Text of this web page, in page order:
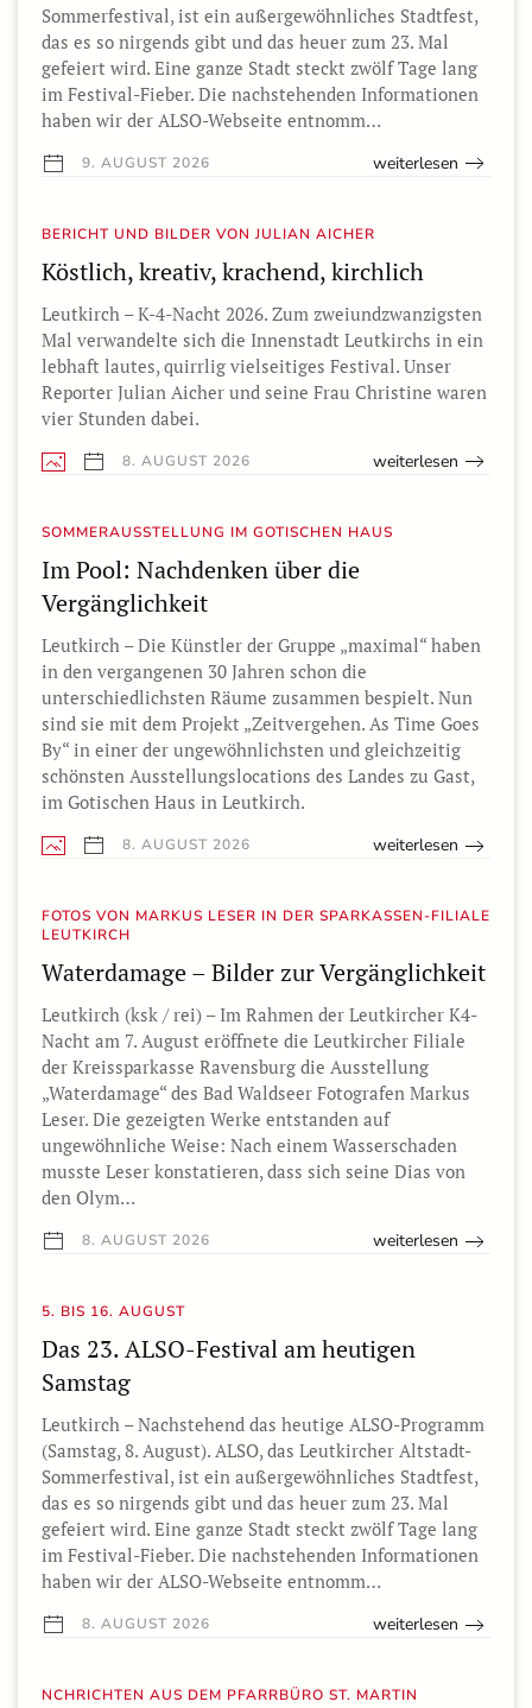
Sommerfestival, ist ein außergewöhnliches Stadtfest,
das es so nirgends gibt und das heuer zum 23. Mal
gefeiert wird. Eine ganze Stadt steckt zwölf Tage lang
im Festival-Fieber. Die nachstehenden Informationen
haben wir der ALSO-Webseite entnomm…
9. AUGUST 2026 weiterlesen
BERICHT UND BILDER VON JULIAN AICHER
Köstlich, kreativ, krachend, kirchlich
Leutkirch – K-4-Nacht 2026. Zum zweiundzwanzigsten
Mal verwandelte sich die Innenstadt Leutkirchs in ein
lebhaft lautes, quirrlig vielseitiges Festival. Unser
Reporter Julian Aicher und seine Frau Christine waren
vier Stunden dabei.
8. AUGUST 2026 weiterlesen
SOMMERAUSSTELLUNG IM GOTISCHEN HAUS
Im Pool: Nachdenken über die
Vergänglichkeit
Leutkirch – Die Künstler der Gruppe „maximal“ haben
in den vergangenen 30 Jahren schon die
unterschiedlichsten Räume zusammen bespielt. Nun
sind sie mit dem Projekt „Zeitvergehen. As Time Goes
By“ in einer der ungewöhnlichsten und gleichzeitig
schönsten Ausstellungslocations des Landes zu Gast,
im Gotischen Haus in Leutkirch.
8. AUGUST 2026 weiterlesen
FOTOS VON MARKUS LESER IN DER SPARKASSEN-FILIALE
LEUTKIRCH
Waterdamage – Bilder zur Vergänglichkeit
Leutkirch (ksk / rei) – Im Rahmen der Leutkircher K4-
Nacht am 7. August eröffnete die Leutkircher Filiale
der Kreissparkasse Ravensburg die Ausstellung
„Waterdamage“ des Bad Waldseer Fotografen Markus
Leser. Die gezeigten Werke entstanden auf
ungewöhnliche Weise: Nach einem Wasserschaden
musste Leser konstatieren, dass sich seine Dias von
den Olym…
8. AUGUST 2026 weiterlesen
5. BIS 16. AUGUST
Das 23. ALSO-Festival am heutigen
Samstag
Leutkirch – Nachstehend das heutige ALSO-Programm
(Samstag, 8. August). ALSO, das Leutkircher Altstadt-
Sommerfestival, ist ein außergewöhnliches Stadtfest,
das es so nirgends gibt und das heuer zum 23. Mal
gefeiert wird. Eine ganze Stadt steckt zwölf Tage lang
im Festival-Fieber. Die nachstehenden Informationen
haben wir der ALSO-Webseite entnomm…
8. AUGUST 2026 weiterlesen
NCHRICHTEN AUS DEM PFARRBÜRO ST. MARTIN